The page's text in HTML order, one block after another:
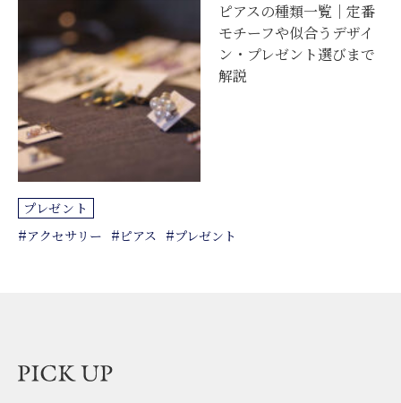
ピアスの種類一覧｜定番
モチーフや似合うデザイ
ン・プレゼント選びまで
解説
プレゼント
#アクセサリー #ピアス #プレゼント